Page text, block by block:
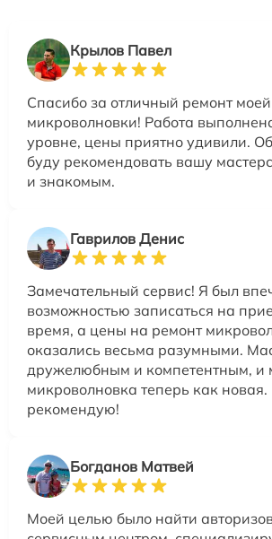
Крылов Павел
Спасибо за отличный ремонт моей
микроволновки! Работа
уровне, цены приятно удивили.
буду рекомендовать вашу
и знакомым.
Гаврилов Денис
Замечательный сервис! Я был
возможностью записаться на
время, а цены на ремонт
оказались весьма разумными.
дружелюбным и компетентным, и
микроволновка теперь как
рекомендую!
Богданов Матвей
Моей целью было найти